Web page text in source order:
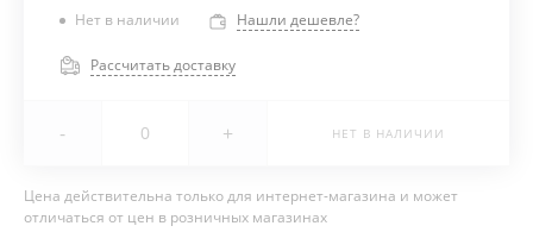
Нет в наличии Нашли дешевле?
Рассчитать доставку
- + НЕТ В НАЛИЧИИ
Цена действительна только для интернет-магазина и может
отличаться от цен в розничных магазинах